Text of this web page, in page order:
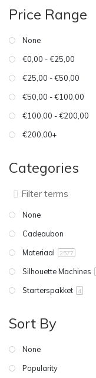
Price Range
None
€0,00 - €25,00
€25,00 - €50,00
€50,00 - €100,00
€100,00 - €200,00
€200,00+
Categories
None
Cadeaubon
Materiaal
2577
Silhouette Machines
Starterspakket 4
Sort By
None
Popularity